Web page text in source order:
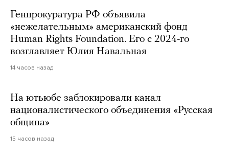
Генпрокуратура РФ объявила
«нежелательным» американский фонд
Human Rights Foundation. Его с 2024-го
возглавляет Юлия Навальная
14 часов назад
На ютьюбе заблокировали канал
националистического объединения «Русская
община»
15 часов назад